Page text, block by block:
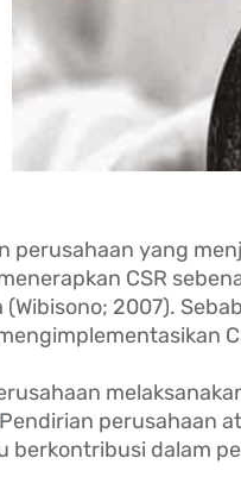
perusahaan yang
CSR
2007).
perusahaan
berkontribusi dalam